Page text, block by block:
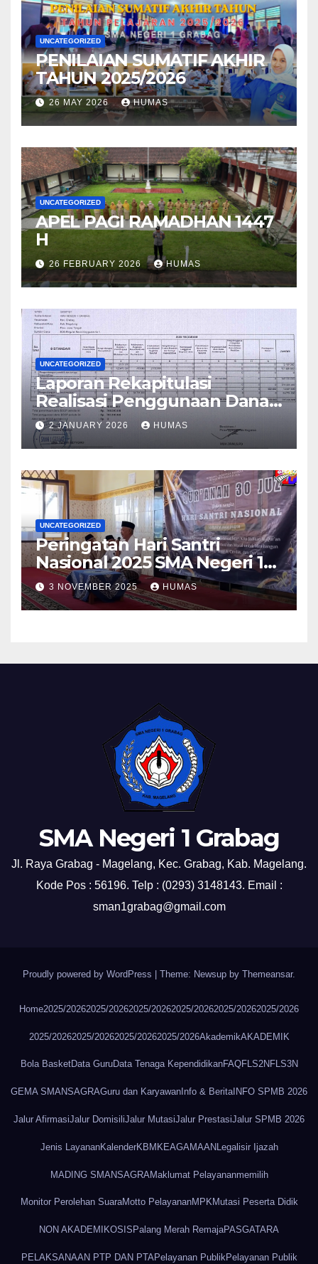
UNCATEGORIZED
PENILAIAN SUMATIF AKHIR
TAHUN 2025/2026
26 MAY 2026 HUMAS
UNCATEGORIZED
APEL PAGI RAMADHAN 1447
H
26 FEBRUARY 2026 HUMAS
UNCATEGORIZED
Laporan Rekapitulasi
Realisasi Penggunaan Dana
BOS Reguler Tahap 2 Tahun
2025
2 JANUARY 2026 HUMAS
UNCATEGORIZED
Peringatan Hari Santri
Nasional 2025 SMA Negeri 1
Grabag
3 NOVEMBER 2025 HUMAS
SMA Negeri 1 Grabag
Jl. Raya Grabag - Magelang, Kec. Grabag, Kab. Magelang.
Kode Pos : 56196. Telp : (0293) 3148143. Email :
sman1grabag@gmail.com
Proudly powered by WordPress Theme: Newsup by Themeansar.
Home2025/20262025/20262025/20262025/20262025/20262025/2026
2025/20262025/20262025/20262025/2026AkademikAKADEMIK
Bola BasketData GuruData Tenaga KependidikanFAQFLS2N FLS3N
GEMA SMANSAGRAGuru dan Karyawan Info & BeritaINFO SPMB 2026
Jalur AfirmasiJalur DomisiliJalur MutasiJalur PrestasiJalur SPMB 2026
Jenis LayananKalenderKBM KEAGAMAAN Legalisir Ijazah
MADING SMANSAGRAMaklumat Pelayananmemilih
Monitor Perolehan SuaraMotto PelayananMPKMutasi Peserta Didik
NON AKADEMIKOSIS Palang Merah RemajaPASGATARA
PELAKSANAAN PTP DAN PTA Pelayanan Publik Pelayanan Publik